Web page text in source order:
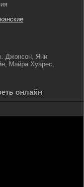
Джонсон, Яни
Майра Хуарес,
онлайн